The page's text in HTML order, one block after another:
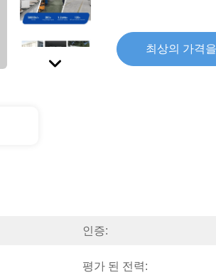
최상의 가격
인증:
평가 된 전력: